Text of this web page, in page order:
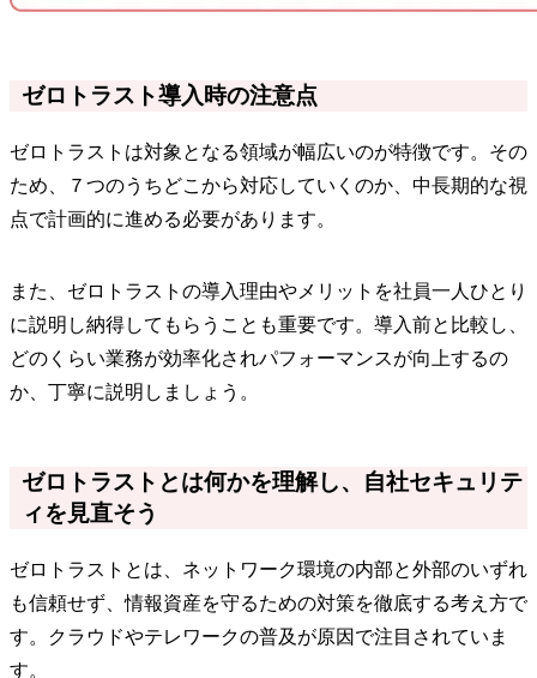
ゼロトラスト導入時の注意点
ゼロトラストは対象となる領域が幅広いのが特徴です。その
ため、７つのうちどこから対応していくのか、中長期的な視
点で計画的に進める必要があります。
また、ゼロトラストの導入理由やメリットを社員一人ひとり
に説明し納得してもらうことも重要です。導入前と比較し、
どのくらい業務が効率化されパフォーマンスが向上するの
か、丁寧に説明しましょう。
ゼロトラストとは何かを理解し、自社セキュリテ
ィを見直そう
ゼロトラストとは、ネットワーク環境の内部と外部のいずれ
も信頼せず、情報資産を守るための対策を徹底する考え方で
す。クラウドやテレワークの普及が原因で注目されていま
す。